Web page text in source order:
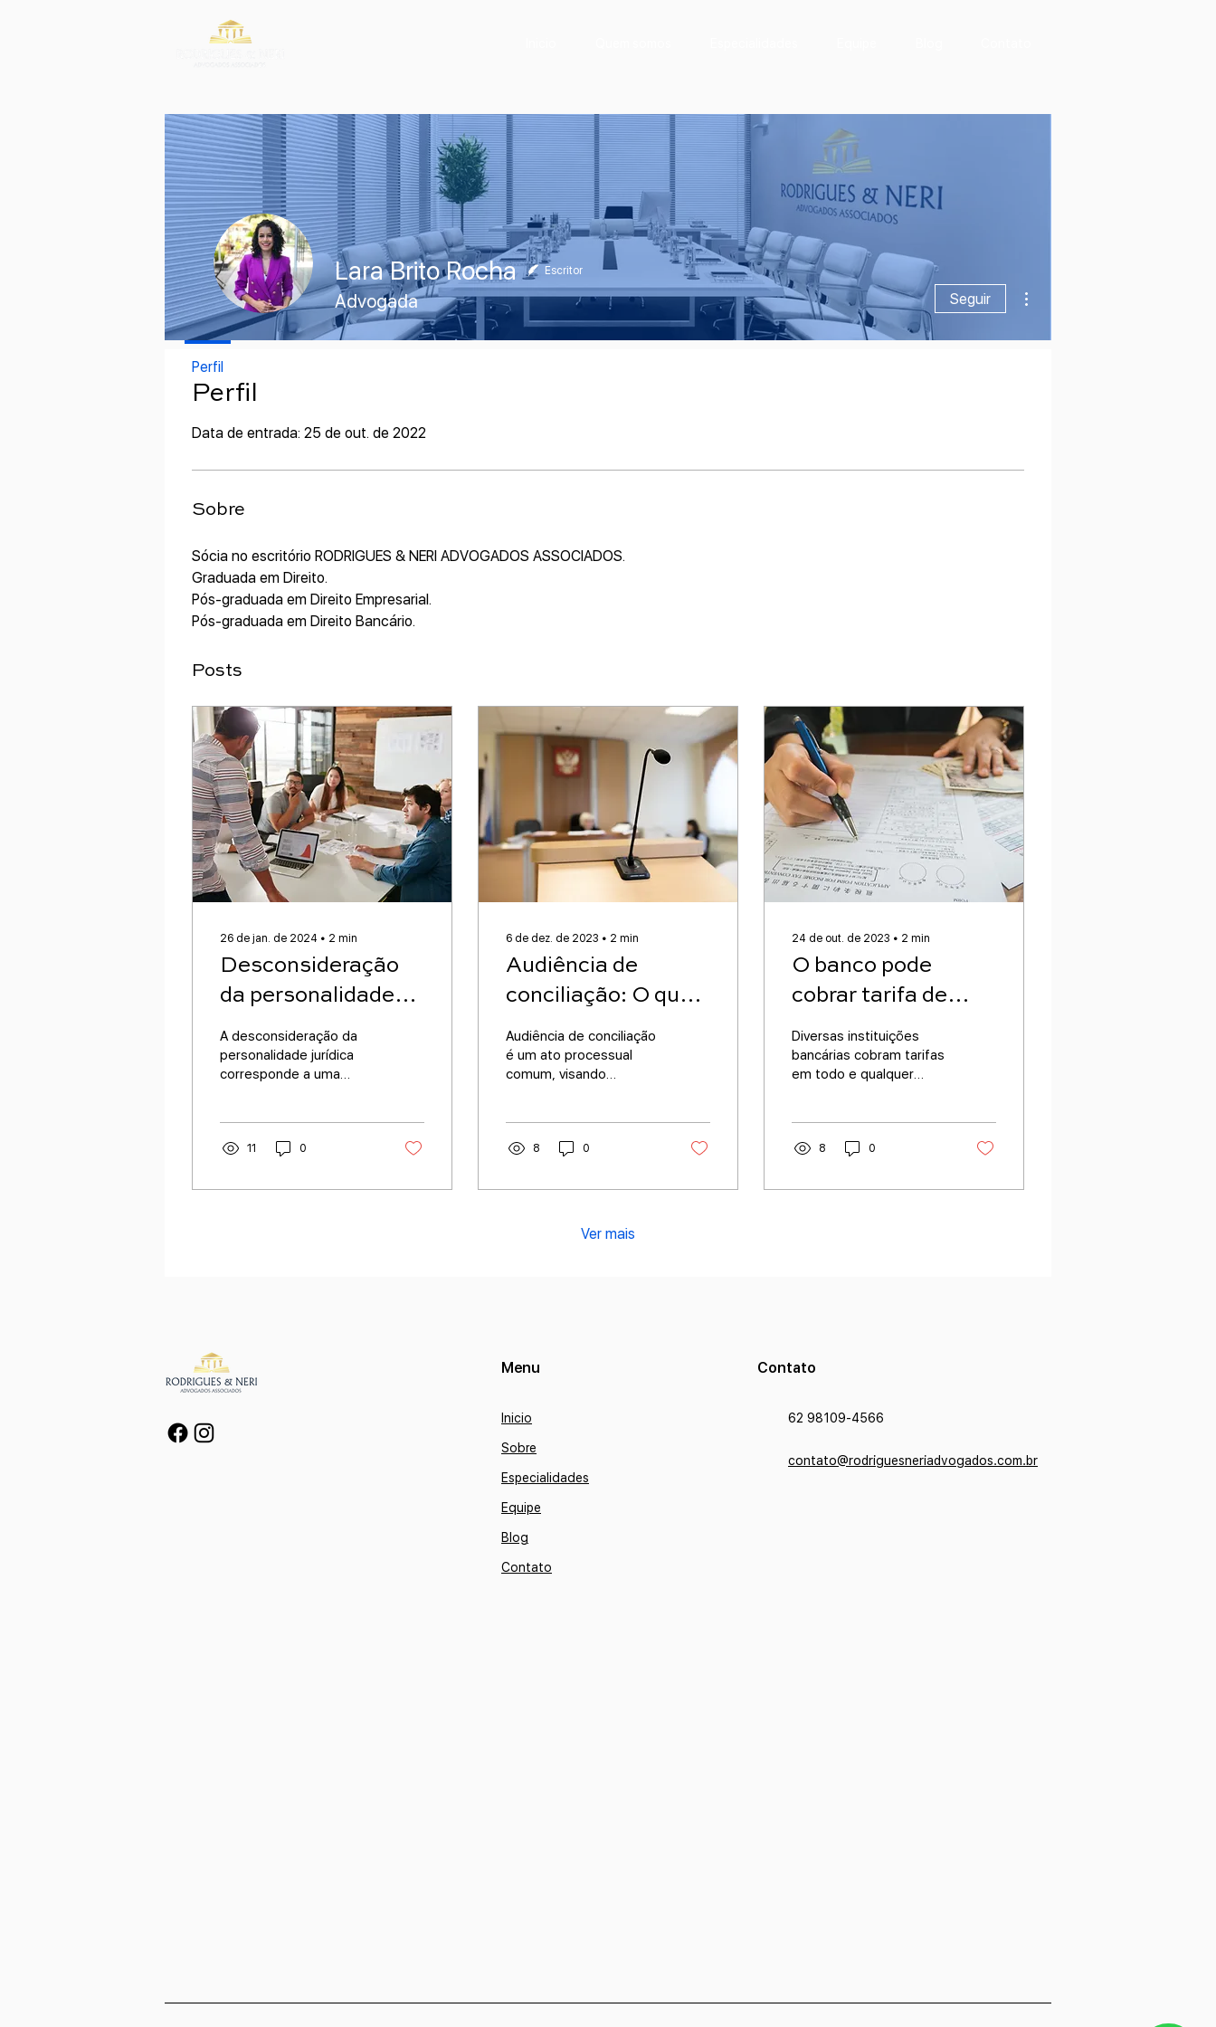
Perfil
Data de entrada: 25 de out. de 2022
Sobre
Sócia no escritório RODRIGUES & NERI ADVOGADOS ASSOCIADOS.
Graduada em Direito.
Pós-graduada em Direito Empresarial.
Pós-graduada em Direito Bancário.
Posts
26 de jan. de 2024 ∙ 2 min
Desconsideração
da personalidade
jurídica: o que é e
quais as hipóteses?
A desconsideração da
personalidade jurídica
corresponde a uma
11 0
6 de dez. de 2023 ∙ 2 min
Audiência de
conciliação: O que
é, para que serve e
quais as
consequências do
comparecimento
Audiência de conciliação
é um ato processual
comum, visando
8 0
24 de out. de 2023 ∙ 2 min
O banco pode
cobrar tarifa de
abertura de
cadastro em
contratos
Diversas instituições
bancárias cobram tarifas
em todo e qualquer
8 0
Ver mais
Lara Brito Rocha Escritor
Advogada Seguir
Perfil
Menu
Inicio
Sobre
Especialidades
Equipe
Blog
Contato
Contato
62 98109-4566
contato@rodriguesneriadvogados.com.br